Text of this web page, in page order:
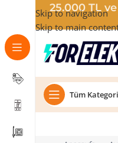
Skip to navigation
Skip to main
Tüm
25.000 TL